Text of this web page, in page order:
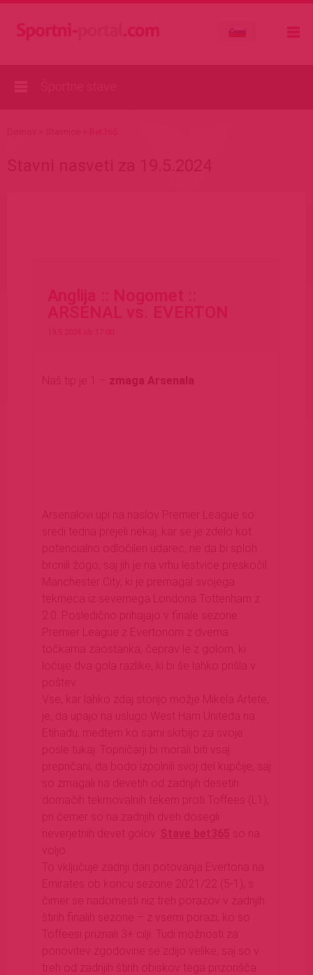
Naš tip je 1 – zmaga Arsenala
Arsenalovi upi na naslov Premier League so
sredi tedna prejeli nekaj, kar se je zdelo kot
potencialno odločilen udarec, ne da bi sploh
brcnili žogo, saj jih je na vrhu lestvice preskočil
Manchester City, ki je premagal svojega
tekmeca iz severnega Londona Tottenham z
2:0. Posledično prihajajo v finale sezone
Premier League z Evertonom z dvema
točkama zaostanka, čeprav le z golom, ki
ločuje dva gola razlike, ki bi še lahko prišla v
poštev.
Vse, kar lahko zdaj storijo možje Mikela Artete,
je, da upajo na uslugo West Ham Uniteda na
Etihadu, medtem ko sami skrbijo za svoje
posle tukaj. Topničarji bi morali biti vsaj
prepričani, da bodo izpolnili svoj del kupčije, saj
so zmagali na devetih od zadnjih desetih
domačih tekmovalnih tekem proti Toffees (L1),
pri čemer so na zadnjih dveh dosegli
neverjetnih devet golov.
so na
voljo.
To vključuje zadnji dan potovanja Evertona na
Emirates ob koncu sezone 2021/22 (5-1), s
čimer se nadomesti niz treh porazov v zadnjih
štirih finalih sezone – z vsemi porazi, ko so
Toffeesi priznali 3+ cilji. Tudi možnosti za
ponovitev zgodovine se zdijo velike, saj so v
treh od zadnjih štirih obiskov tega prizorišča